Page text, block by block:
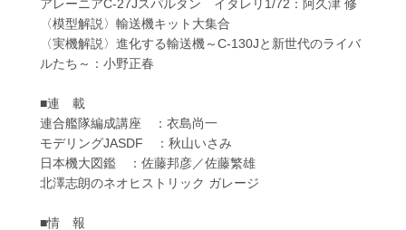
アレーニアC-27Jスパルタン イタレリ1/72：阿久津 修
〈模型解説〉輸送機キット大集合
〈実機解説〉進化する輸送機～C-130Jと新世代のライバ
ルたち～：小野正春
■連 載
連合艦隊編成講座 ：衣島尚一
モデリングJASDF ：秋山いさみ
日本機大図鑑 ：佐藤邦彦／佐藤繁雄
北澤志朗のネオヒストリック ガレージ
■情 報